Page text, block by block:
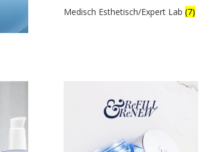
Medisch Esthetisch/Expert Lab (7)